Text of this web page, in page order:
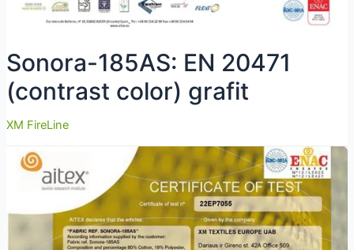
Sonora-185AS: EN 20471
(contrast color) grafit
XM FireLine